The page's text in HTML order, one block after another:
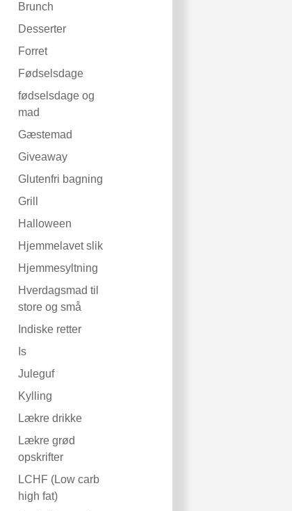
Brunch
Desserter
Forret
Fødselsdage
fødselsdage og
mad
Gæstemad
Giveaway
Glutenfri bagning
Grill
Halloween
Hjemmelavet slik
Hjemmesyltning
Hverdagsmad til
store og små
Indiske retter
Is
Juleguf
Kylling
Lækre drikke
Lækre grød
opskrifter
LCHF (Low carb
high fat)